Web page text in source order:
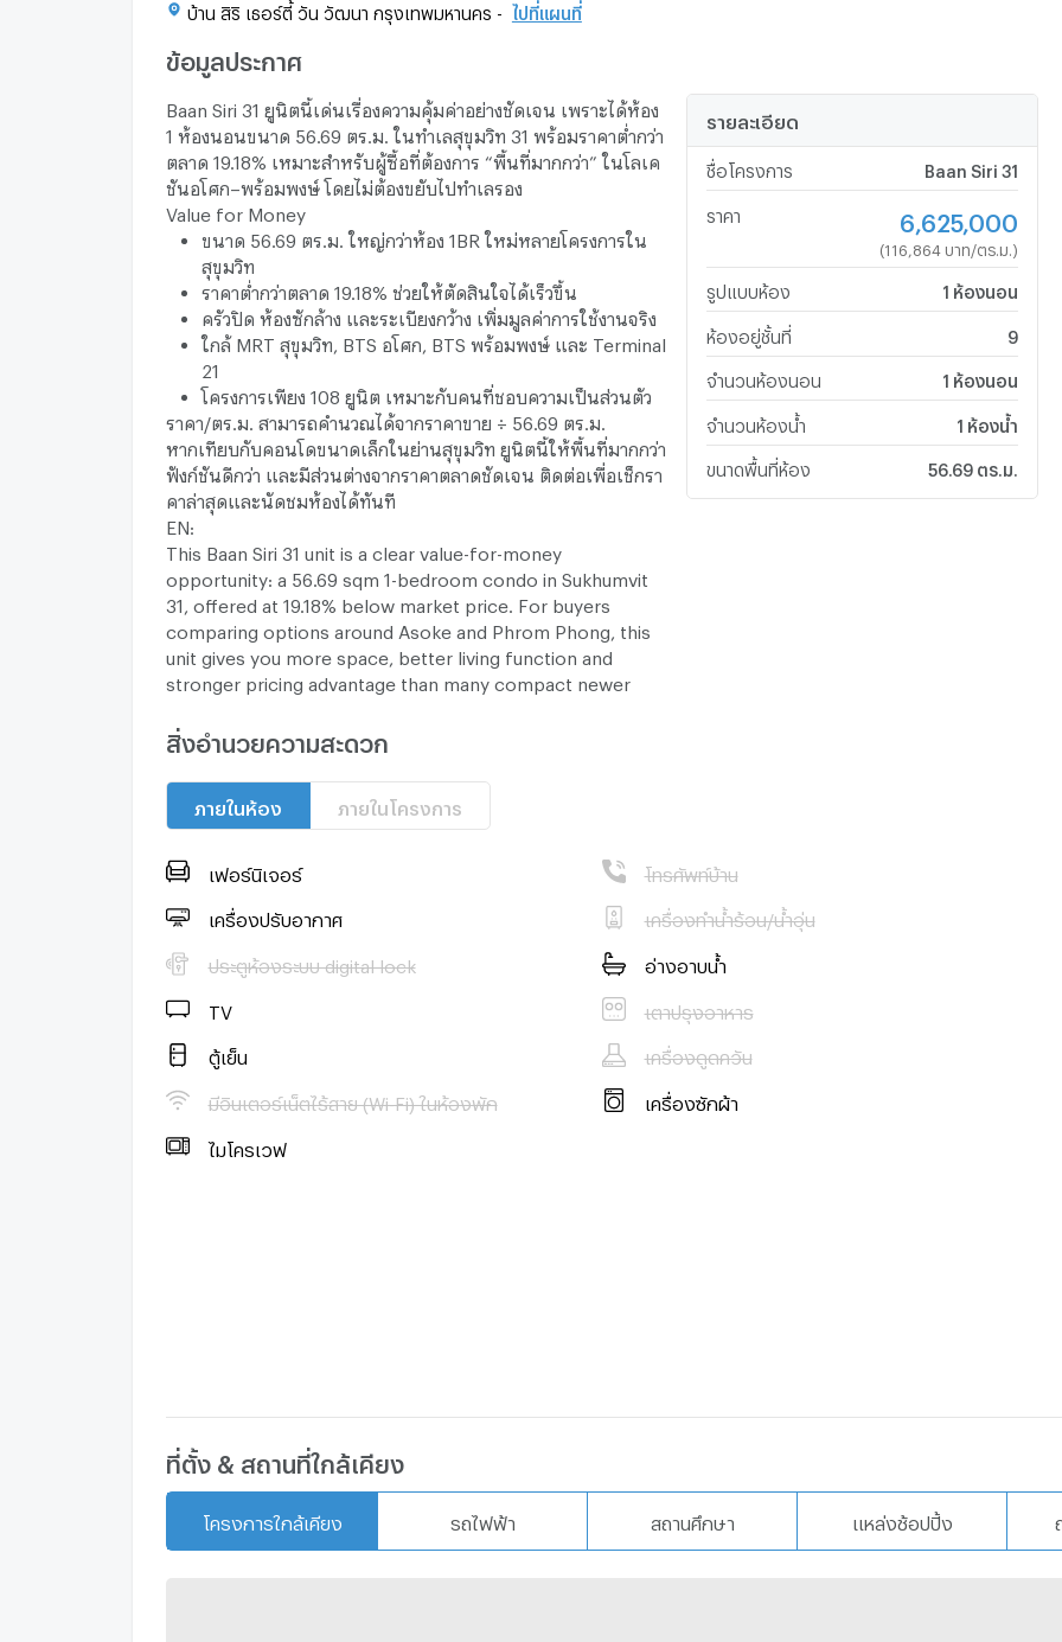
บ้าน สิริ เธอร์ตี้ วัน วัฒนา กรุงเทพมหานคร - ไปที่แผนที่
ข้อมูลประกาศ
Baan Siri 31 ยูนิตนี้เด่นเรื่องความคุ้มค่าอย่างชัดเจน เพราะได้ห้อง
1 ห้องนอนขนาด 56.69 ตร.ม. ในทำเลสุขุมวิท 31 พร้อมราคาต่ำกว่า
ตลาด 19.18% เหมาะสำหรับผู้ซื้อที่ต้องการ “พื้นที่มากกว่า” ในโลเค
ชันอโศก–พร้อมพงษ์ โดยไม่ต้องขยับไปทำเลรอง
Value for Money
ขนาด 56.69 ตร.ม. ใหญ่กว่าห้อง 1BR ใหม่หลายโครงการใน
สุขุมวิท
ราคาต่ำกว่าตลาด 19.18% ช่วยให้ตัดสินใจได้เร็วขึ้น
ครัวปิด ห้องซักล้าง และระเบียงกว้าง เพิ่มมูลค่าการใช้งานจริง
ใกล้ MRT สุขุมวิท, BTS อโศก, BTS พร้อมพงษ์ และ Terminal
21
โครงการเพียง 108 ยูนิต เหมาะกับคนที่ชอบความเป็นส่วนตัว
ราคา/ตร.ม. สามารถคำนวณได้จากราคาขาย ÷ 56.69 ตร.ม.
หากเทียบกับคอนโดขนาดเล็กในย่านสุขุมวิท ยูนิตนี้ให้พื้นที่มากกว่า
ฟังก์ชันดีกว่า และมีส่วนต่างจากราคาตลาดชัดเจน ติดต่อเพื่อเช็กรา
คาล่าสุดและนัดชมห้องได้ทันที
EN:
This Baan Siri 31 unit is a clear value-for-money
opportunity: a 56.69 sqm 1-bedroom condo in Sukhumvit
31, offered at 19.18% below market price. For buyers
comparing options around Asoke and Phrom Phong, this
unit gives you more space, better living function and
stronger pricing advantage than many compact newer
Value for Money
19.18% below market price
Enclosed kitchen, laundry/utility room and wide
Near MRT Sukhumvit, BTS Asok, BTS Phrom Phong
Low-density 108-unit project for added privacy
Compared with smaller 1-bedroom condos in prime
function and below-market pricing. Contact us now to
check the latest price and schedule a viewing.
#BaanSiri31 #Sukhumvit31 #AsokeCondo
#BangkokCondo #CondoForSaleBangkok
รายละเอียด
ชื่อโครงการ Baan Siri 31
ราคา 6,625,000
(116,864 บาท/ตร.ม.)
รูปแบบห้อง 1 ห้องนอน
ห้องอยู่ชั้นที่ 9
จำนวนห้องนอน 1 ห้องนอน
จำนวนห้องน้ำ 1 ห้องน้ำ
ขนาดพื้นที่ห้อง 56.69 ตร.ม.
สิ่งอำนวยความสะดวก
ภายในห้อง ภายในโครงการ
เฟอร์นิเจอร์ โทรศัพท์บ้าน
เครื่องปรับอากาศ เครื่องทำน้ำร้อน/น้ำอุ่น
ประตูห้องระบบ digital lock อ่างอาบน้ำ
TV เตาปรุงอาหาร
ตู้เย็น เครื่องดูดควัน
มีอินเตอร์เน็ตไร้สาย (Wi-Fi) ในห้องพัก เครื่องซักผ้า
ไมโครเวฟ
ที่ตั้ง & สถานที่ใกล้เคียง
โครงการใกล้เคียง รถไฟฟ้า สถานศึกษา แหล่งช้อปปิ้ง